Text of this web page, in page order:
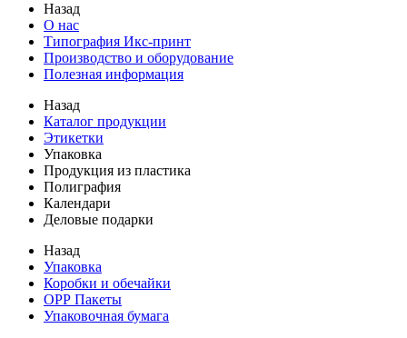
Назад
О нас
Типография Икс-принт
Производство и оборудование
Полезная информация
Назад
Каталог продукции
Этикетки
Упаковка
Продукция из пластика
Полиграфия
Календари
Деловые подарки
Назад
Упаковка
Коробки и обечайки
ОРР Пакеты
Упаковочная бумага